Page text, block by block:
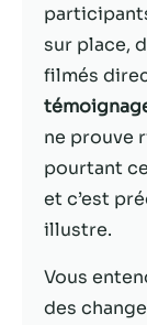
sur place,
filmés
ne prouve
pourtant
et c’est
illustre.
Vous
des